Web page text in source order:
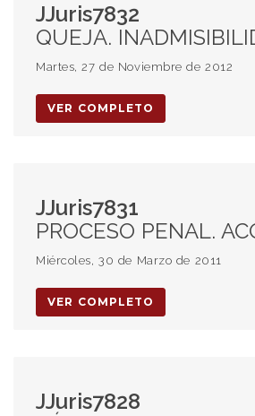
JJuris7832
QUEJA. INADMISIBILIDAD. SOCIEDADES.
Martes, 27 de Noviembre de 2012
VER COMPLETO
JJuris7831
PROCESO PENAL. ACORDADA n°
Miércoles, 30 de Marzo de 2011
VER COMPLETO
JJuris7828